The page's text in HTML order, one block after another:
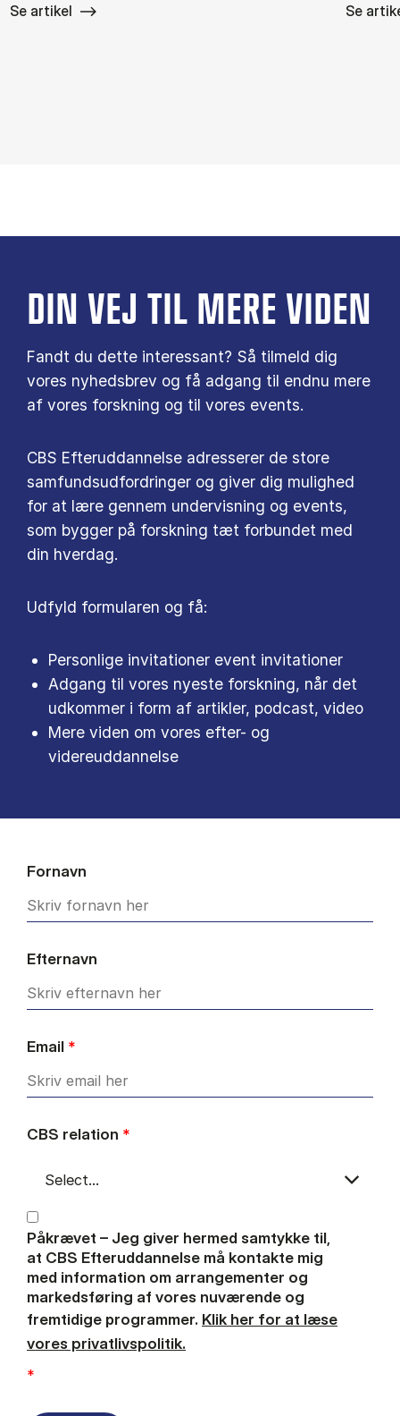
Se artikel Se
DIN VEJ TIL MERE VIDEN
Fandt du dette interessant? Så tilmeld dig
vores nyhedsbrev og få adgang til endnu mere
af vores forskning og til vores events.
CBS Efteruddannelse adresserer de store
samfundsudfordringer og giver dig mulighed
for at lære gennem undervisning og events,
som bygger på forskning tæt forbundet med
din hverdag.
Udfyld formularen og få:
Personlige invitationer event invitationer
Adgang til vores nyeste forskning, når det
udkommer i form af artikler, podcast, video
Mere viden om vores efter- og
videreuddannelse
Fornavn
Efternavn
Email *
CBS relation *
Påkrævet – Jeg giver hermed samtykke til,
at CBS Efteruddannelse må kontakte mig
med information om arrangementer og
markedsføring af vores nuværende og
fremtidige programmer. Klik her for at læse
vores privatlivspolitik.
*